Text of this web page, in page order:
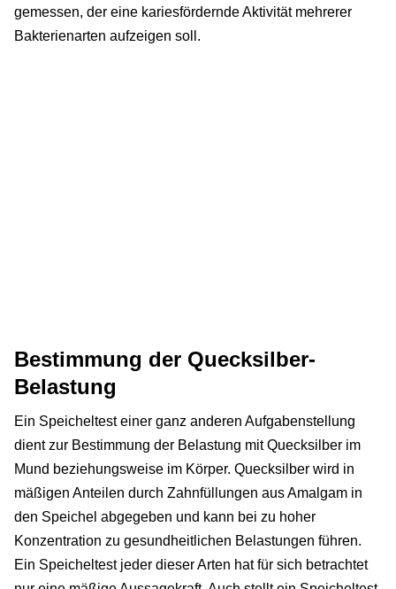
gemessen, der eine kariesfördernde Aktivität mehrerer
Bakterienarten aufzeigen soll.
Bestimmung der Quecksilber-
Belastung
Ein Speicheltest einer ganz anderen Aufgabenstellung
dient zur Bestimmung der Belastung mit Quecksilber im
Mund beziehungsweise im Körper. Quecksilber wird in
mäßigen Anteilen durch Zahnfüllungen aus Amalgam in
den Speichel abgegeben und kann bei zu hoher
Konzentration zu gesundheitlichen Belastungen führen.
Ein Speicheltest jeder dieser Arten hat für sich betrachtet